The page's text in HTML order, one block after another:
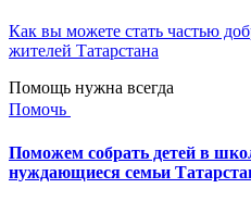
Как вы можете стать частью
жителей Татарстана
Помощь нужна всегда
Помочь
Поможем собрать детей в
нуждающиеся семьи